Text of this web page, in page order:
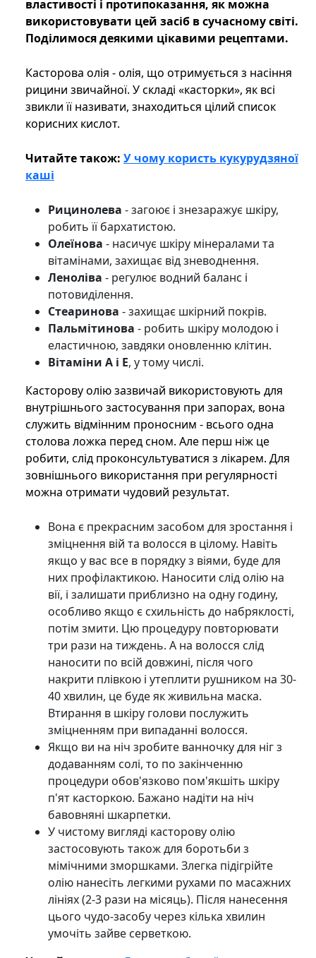
властивості і протипоказання, як можна
використовувати цей засіб в сучасному світі.
Поділимося деякими цікавими рецептами.
Касторова олія - олія, що отримується з насіння
рицини звичайної. У складі «касторки», як всі
звикли її називати, знаходиться цілий список
корисних кислот.
Читайте також: У чому користь кукурудзяної
каші
Рицинолева - загоює і знезаражує шкіру,
робить її бархатистою.
Олеїнова - насичує шкіру мінералами та
вітамінами, захищає від зневоднення.
Леноліва - регулює водний баланс і
потовиділення.
Стеаринова - захищає шкірний покрів.
Пальмітинова - робить шкіру молодою і
еластичною, завдяки оновленню клітин.
Вітаміни A і E, у тому числі.
Касторову олію зазвичай використовують для
внутрішнього застосування при запорах, вона
служить відмінним проносним - всього одна
столова ложка перед сном. Але перш ніж це
робити, слід проконсультуватися з лікарем. Для
зовнішнього використання при регулярності
можна отримати чудовий результат.
Вона є прекрасним засобом для зростання і
зміцнення вій та волосся в цілому. Навіть
якщо у вас все в порядку з віями, буде для
них профілактикою. Наносити слід олію на
вії, і залишати приблизно на одну годину,
особливо якщо є схильність до набряклості,
потім змити. Цю процедуру повторювати
три рази на тиждень. А на волосся слід
наносити по всій довжині, після чого
накрити плівкою і утеплити рушником на 30-
40 хвилин, це буде як живильна маска.
Втирання в шкіру голови послужить
зміцненням при випаданні волосся.
Якщо ви на ніч зробите ванночку для ніг з
додаванням солі, то по закінченню
процедури обов'язково пом'якшіть шкіру
п'ят касторкою. Бажано надіти на ніч
бавовняні шкарпетки.
У чистому вигляді касторову олію
застосовують також для боротьби з
мімічними зморшками. Злегка підігрійте
олію нанесіть легкими рухами по масажних
лініях (2-3 рази на місяць). Після нанесення
цього чудо-засобу через кілька хвилин
умочіть зайве серветкою.